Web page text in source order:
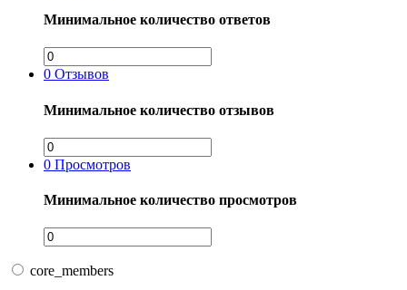
Минимальное количество ответов
0 Отзывов
Минимальное количество отзывов
0 Просмотров
Минимальное количество просмотров
core_members